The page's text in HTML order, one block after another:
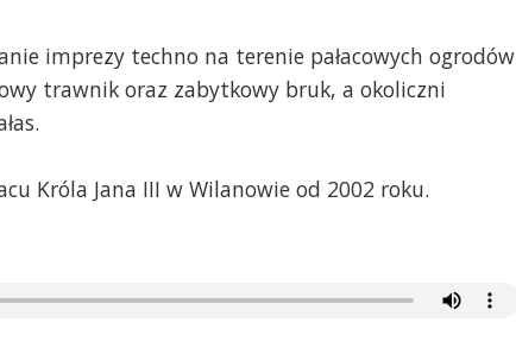
imprezy techno na terenie pałacowych ogrodów
trawnik oraz zabytkowy bruk, a okoliczni
Króla Jana III w Wilanowie od 2002 roku.